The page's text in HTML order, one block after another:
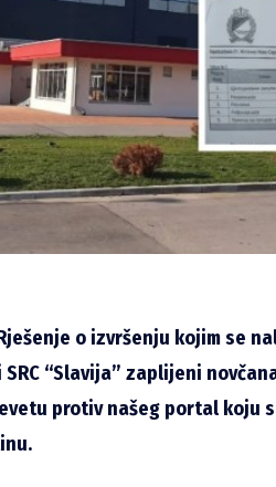
o izvršenju kojim se
“Slavija” zaplijeni
protiv našeg portal koju